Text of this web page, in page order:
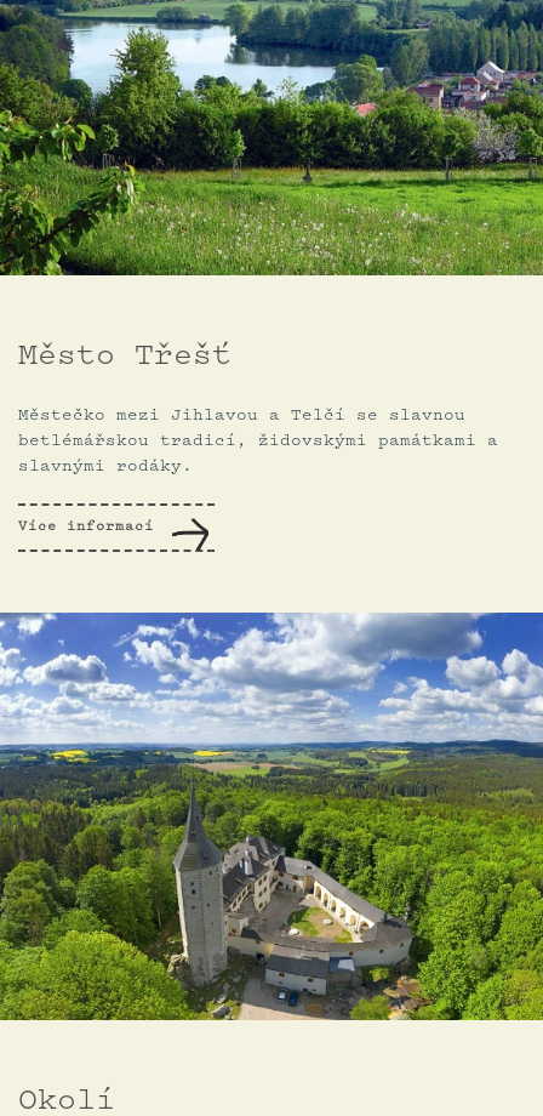
Město Třešť
Městečko mezi Jihlavou a Telčí se slavnou
betlémářskou tradicí, židovskými památkami a
slavnými rodáky.
Více informací
Okolí